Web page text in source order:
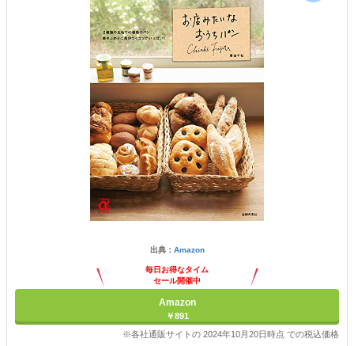
出典： Amazon
毎日お得なタイム
セール開催中
Amazon
￥891
※各社通販サイトの 2024年10月20日時点 での税込価格